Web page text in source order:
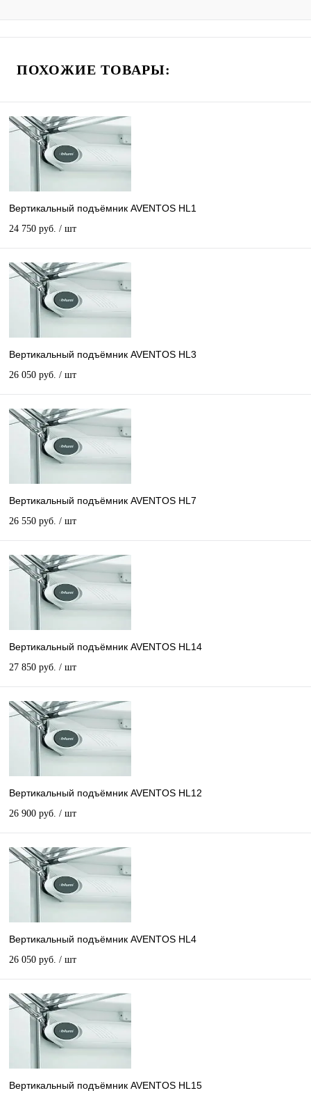
ПОХОЖИЕ ТОВАРЫ:
Вертикальный подъёмник AVENTOS HL1
24 750 руб. / шт
Вертикальный подъёмник AVENTOS HL3
26 050 руб. / шт
Вертикальный подъёмник AVENTOS HL7
26 550 руб. / шт
Вертикальный подъёмник AVENTOS HL14
27 850 руб. / шт
Вертикальный подъёмник AVENTOS HL12
26 900 руб. / шт
Вертикальный подъёмник AVENTOS HL4
26 050 руб. / шт
Вертикальный подъёмник AVENTOS HL15